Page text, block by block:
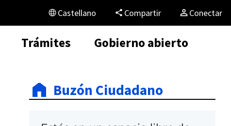
Castellano Compartir Conectar
Trámites Gobierno abierto
Buzón Ciudadano